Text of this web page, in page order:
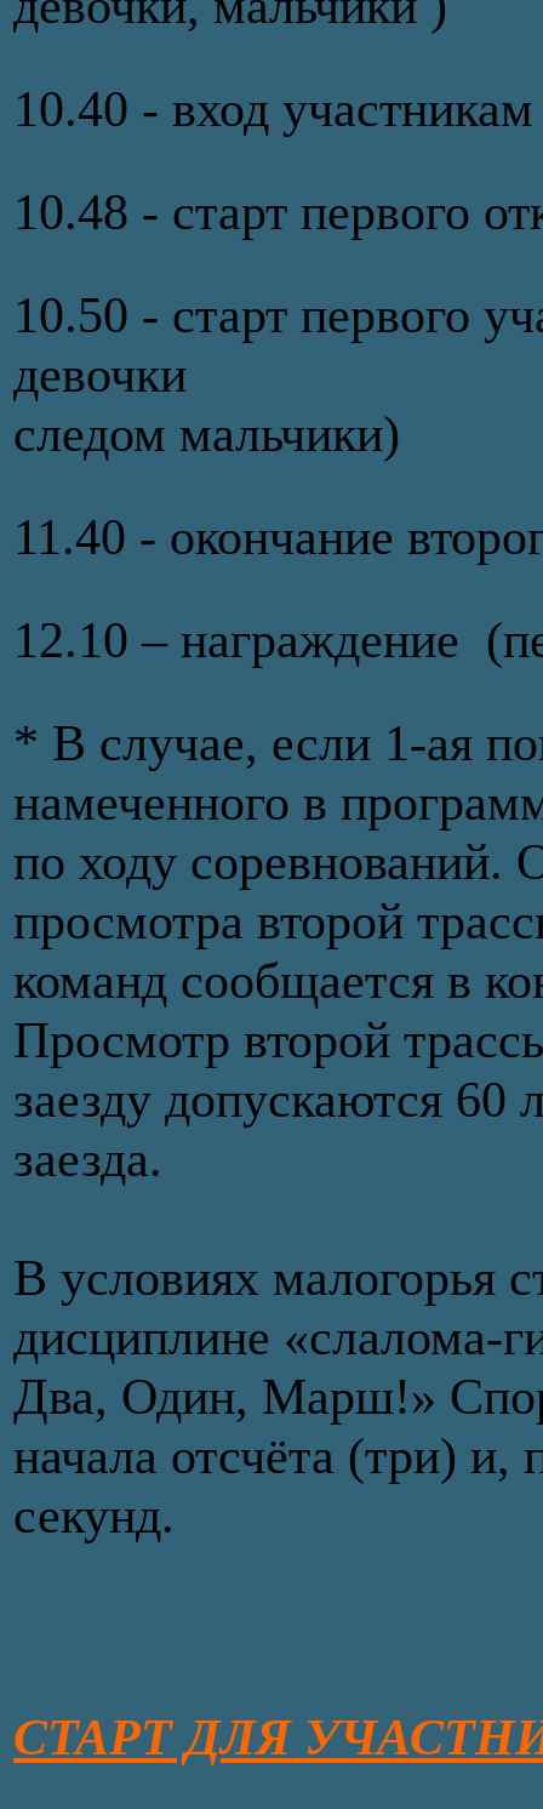
10.40 - вход
10.48 - старт первого
10.50 - старт первого
девочки
следом мальчики)
11.40 - окончание
12.10 – награждение
* В случае, если 1-ая
намеченного в
по ходу соревнований.
просмотра второй
команд сообщается в
Просмотр второй
заезду допускаются 60
заезда.
В условиях малогорья
дисциплине «слалома-
Два, Один, Марш!»
начала отсчёта (три)
секунд.
СТАРТ ДЛЯ